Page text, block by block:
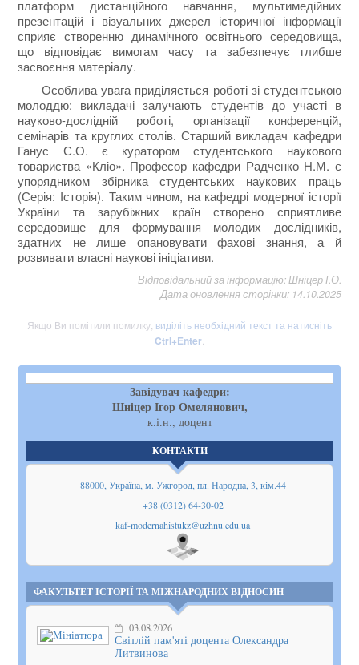
платформ дистанційного навчання, мультимедійних
презентацій і візуальних джерел історичної інформації
сприяє створенню динамічного освітнього середовища,
що відповідає вимогам часу та забезпечує глибше
засвоєння матеріалу.
Особлива увага приділяється роботі зі студентською
молоддю: викладачі залучають студентів до участі в
науково-дослідній роботі, організації конференцій,
семінарів та круглих столів. Старший викладач кафедри
Ганус С.О. є куратором студентського наукового
товариства «Кліо». Професор кафедри Радченко Н.М. є
упорядником збірника студентських наукових праць
(Серія: Історія). Таким чином, на кафедрі модерної історії
України та зарубіжних країн створено сприятливе
середовище для формування молодих дослідників,
здатних не лише опановувати фахові знання, а й
розвивати власні наукові ініціативи.
Відповідальний за інформацію: Шніцер І.О.
Дата оновлення сторінки: 14.10.2025
Якщо Ви помітили помилку, виділіть необхідний текст та натисніть
Ctrl+Enter
Завідувач кафедри:
Шніцер Ігор Омелянович,
к.і.н., доцент
КОНТАКТИ
88000, Україна, м. Ужгород, пл. Народна, 3, кім.44
+38 (0312) 64-30-02
kaf-modernahistukz@uzhnu.edu.ua
Показати
на мапі
ФАКУЛЬТЕТ ІСТОРІЇ ТА МІЖНАРОДНИХ ВІДНОСИН
03.08.2026
Світлій пам'яті доцента Олександра
Литвинова